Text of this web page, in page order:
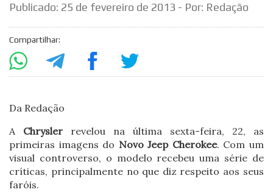
Publicado: 25 de fevereiro de 2013 - Por: Redação
Compartilhar:
Da Redação
A Chrysler revelou na última sexta-feira, 22, as
primeiras imagens do Novo Jeep Cherokee. Com um
visual controverso, o modelo recebeu uma série de
críticas, principalmente no que diz respeito aos seus
faróis.